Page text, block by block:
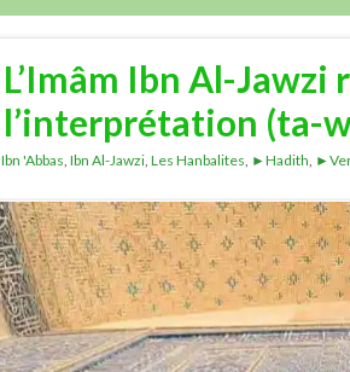
L’Imâm Ibn Al-
l’interprétation (ta-
Ibn 'Abbas, Ibn Al-Jawzi, Les Hanbalites, ►Hadith,